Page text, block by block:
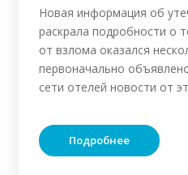
Новая информация об
раскрала подробности о
от взлома оказался
первоначально
сети отелей новости от
Подробнее